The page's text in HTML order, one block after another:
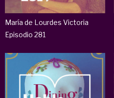
María de Lourdes Victoria
Episodio 281